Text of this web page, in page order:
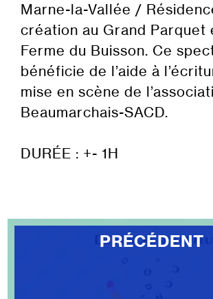
Marne-la-Vallée /
création au Grand Parquet
Ferme du Buisson. Ce
bénéficie de l’aide à
mise en scène de
Beaumarchais-SACD.
DURÉE : +- 1H
PRÉCÉDENT